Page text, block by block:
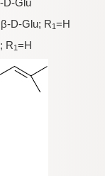
D-Glu
D-Glu; R1 =H
R1 =H